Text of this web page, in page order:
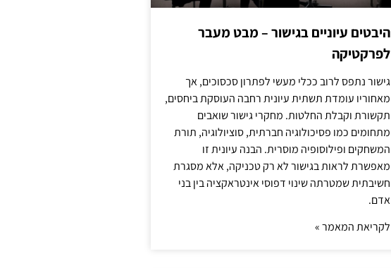
היבטים עיוניים בגישור – מבט מעבר
לפרקטיקה
גישור נתפס לרוב ככלי מעשי לפתרון סכסוכים, אך
מאחוריו עומדת תשתית עיונית רחבה העוסקת ביחסים,
תקשורת וקבלת החלטות. מחקרי גישור שואבים
מתחומים כמו פסיכולוגיה חברתית, סוציולוגיה, תורת
המשחקים ופילוסופיה מוסרית. הבנה עיונית זו
מאפשרת לראות בגישור לא רק טכניקה, אלא מסגרת
חשיבתית שמטרתה שינוי דפוסי אינטראקציה בין בני
אדם.
לקריאת המאמר »